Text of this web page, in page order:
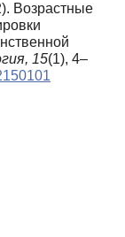
Возрастные
15(1), 4–